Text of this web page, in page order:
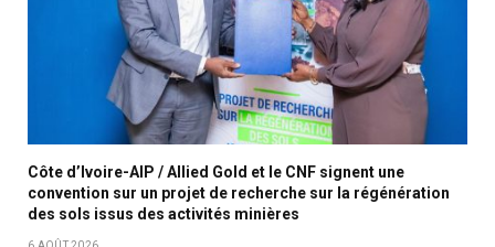
Côte d’Ivoire-AIP / Allied Gold et le CNF signent une
convention sur un projet de recherche sur la régénération
des sols issus des activités minières